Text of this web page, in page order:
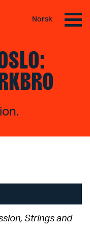
Norsk
Strings and